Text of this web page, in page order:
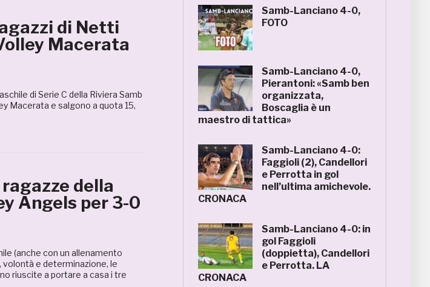
di Netti
Macerata
di Serie C della Riviera Samb
Macerata e salgono a quota 15,
della
Angels per 3-0
(anche con un allenamento
e determinazione, le
riuscite a portare a casa i tre
Samb-Lanciano 4-0,
FOTO
Samb-Lanciano 4-0,
Pierantoni: «Samb ben
organizzata,
Boscaglia è un
maestro di tattica»
Samb-Lanciano 4-0:
Faggioli (2), Candellori
e Perrotta in gol
nell’ultima amichevole.
CRONACA
Samb-Lanciano 4-0: in
gol Faggioli
(doppietta), Candellori
e Perrotta. LA
CRONACA